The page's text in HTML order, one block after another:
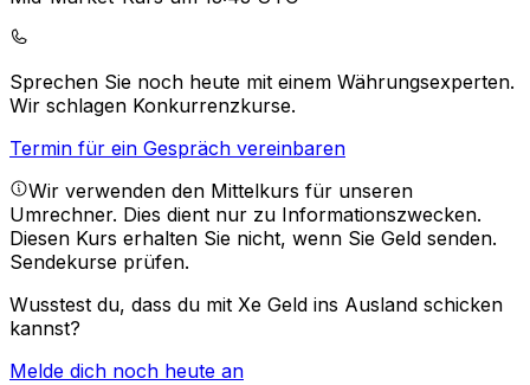
Sprechen Sie noch heute mit einem Währungsexperten.
Wir schlagen Konkurrenzkurse.
Termin für ein Gespräch vereinbaren
Wir verwenden den Mittelkurs für unseren
Umrechner. Dies dient nur zu Informationszwecken.
Diesen Kurs erhalten Sie nicht, wenn Sie Geld senden.
Sendekurse prüfen.
Wusstest du, dass du mit Xe Geld ins Ausland schicken
kannst?
Melde dich noch heute an